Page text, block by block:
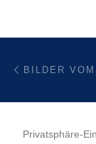
Privatsphäre-